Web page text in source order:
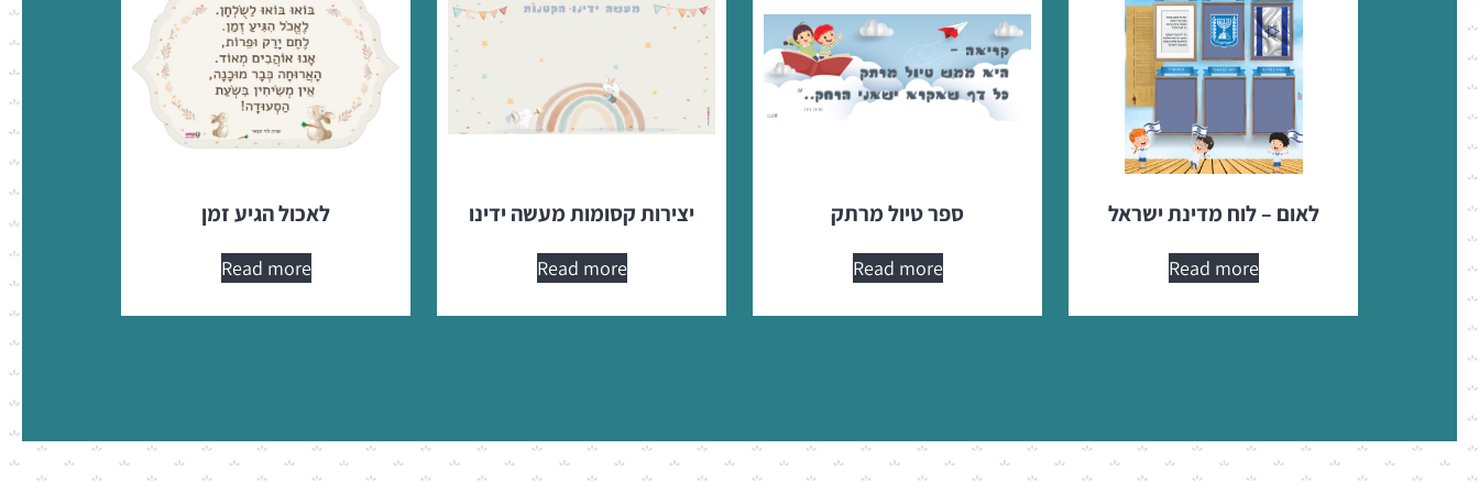
לאום – לוח מדינת ישראל
Read more
ספר טיול מרתק
Read more
יצירות קסומות מעשה ידינו
Read more
לאכול הגיע זמן
Read more